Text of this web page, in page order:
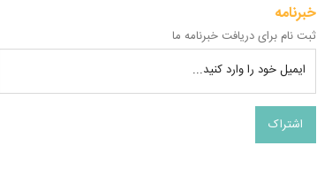
خبرنامه
ثبت نام برای دریافت خبرنامه ما
ایمیل خود را وارد کنید...
اشتراک